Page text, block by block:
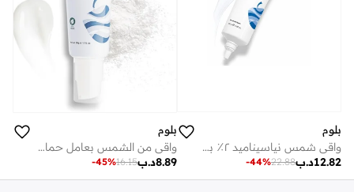
بلوم
واقي شمس نياسيناميد ٢٪ بعامل حماية SPF ٥٠ PA++++ مع ماء الأرز | مقاومة للماء لمدة ٤ ساعات | يقلل من اسمرار البشرة ٣ مرات ويمنحها إشراقة | لا يترك طبقة بيضاء، خفيف الوزن، غير لزج | تم اختباره من قبل أطباء الجلدية | مناسب للنساء والرجال | نباتي ١٠٠٪ | ٨٠ غرام
د.ب12.82
22.88
-44%
بلوم
واقي من الشمس بعامل حماية من الشمس 50 للوجه مع 2% من النياسيناميد وماء الأرز الهجين PA+++، يحمي البشرة، بدون قالب أبيض، يقلل من العيوب، غير دهني، الأشعة فوق البنفسجية فئة A والأشعة فوق البنفسجية فئة B
د.ب8.89
16.15
-45%